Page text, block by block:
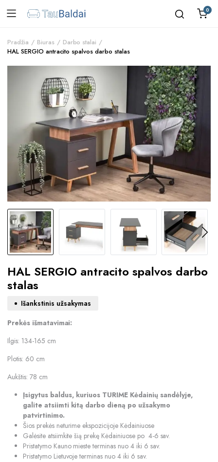
0
Pradžia Biuras
Darbo stalai
HAL SERGIO antracito spalvos darbo stalas
HAL SERGIO antracito spalvos darbo
stalas
Išankstinis užsakymas
Prekės išmatavimai:
Ilgis: 134-165 cm
Plotis: 60 cm
Aukštis: 78 cm
Įsigytus baldus, kuriuos TURIME Kėdainių sandėlyje,
galite atsiimti kitą darbo dieną po užsakymo
patvirtinimo.
Šios prekės neturime ekspozicijoje Kėdainiuose
Galėsite atsiimkite šią prekę Kėdainiuose po 4-6 sav.
Pristatymo Kauno mieste terminas nuo 4 iki 6 sav.
Pristatymo Lietuvoje terminas nuo 4 iki 6 sav.